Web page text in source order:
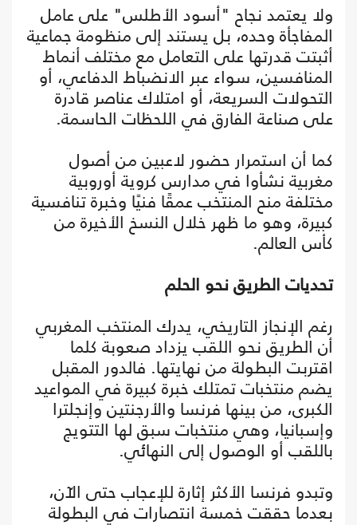
ولا يعتمد نجاح "أسود الأطلس" على عامل
المفاجأة وحده، بل يستند إلى منظومة جماعية
أثبتت قدرتها على التعامل مع مختلف أنماط
المنافسين، سواء عبر الانضباط الدفاعي، أو
التحولات السريعة، أو امتلاك عناصر قادرة
على صناعة الفارق في اللحظات الحاسمة.
كما أن استمرار حضور لاعبين من أصول
مغربية نشأوا في مدارس كروية أوروبية
مختلفة منح المنتخب عمقًا فنيًا وخبرة تنافسية
كبيرة، وهو ما ظهر خلال النسخ الأخيرة من
كأس العالم.
تحديات الطريق نحو الحلم
رغم الإنجاز التاريخي، يدرك المنتخب المغربي
أن الطريق نحو اللقب يزداد صعوبة كلما
اقتربت البطولة من نهايتها. فالدور المقبل
يضم منتخبات تمتلك خبرة كبيرة في المواعيد
الكبرى، من بينها فرنسا والأرجنتين وإنجلترا
وإسبانيا، وهي منتخبات سبق لها التتويج
باللقب أو الوصول إلى النهائي.
وتبدو فرنسا الأكثر إثارة للإعجاب حتى الآن،
بعدما حققت خمسة انتصارات في البطولة